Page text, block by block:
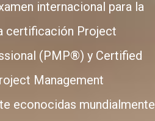
internacional para la
certificación Project
(PMP®) y Certified
Management
econocidas mundialmente